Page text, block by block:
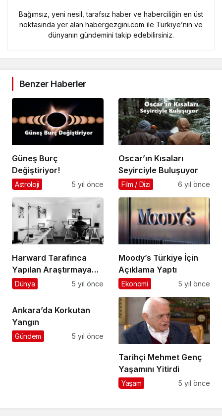
Bağımsız, yeni nesil, tarafsız haber ve haberciliğin en üst
noktasında yer alan habergezgini.com ile Türkiye’nin ve
dünyanın gündemini takip edebilirsiniz.
Benzer Haberler
Güneş Burç
Değiştiriyor!
Astroloji 5 yıl önce
Oscar’ın Kısaları
Seyirciyle Buluşuyor
Film / Dizi 6 yıl önce
Harward Tarafınca
Yapılan Araştırmaya
Göre İnsanlar Ofise
Dünya 5 yıl önce
Moody’s Türkiye İçin
Açıklama Yaptı
Ekonomi 5 yıl önce
Ankara’da Korkutan
Yangın
Gündem 5 yıl önce
Tarihçi Mehmet Genç
Yaşamını Yitirdi
Yaşam 5 yıl önce